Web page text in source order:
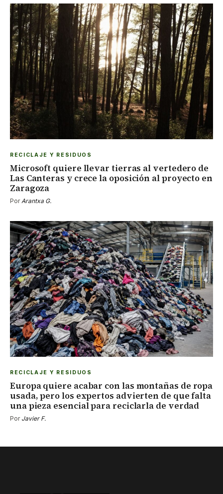
RECICLAJE Y RESIDUOS
Microsoft quiere llevar tierras al vertedero de
Las Canteras y crece la oposición al proyecto en
Zaragoza
PorArantxa G.
RECICLAJE Y RESIDUOS
Europa quiere acabar con las montañas de ropa
usada, pero los expertos advierten de que falta
una pieza esencial para reciclarla de verdad
Por Javier F.